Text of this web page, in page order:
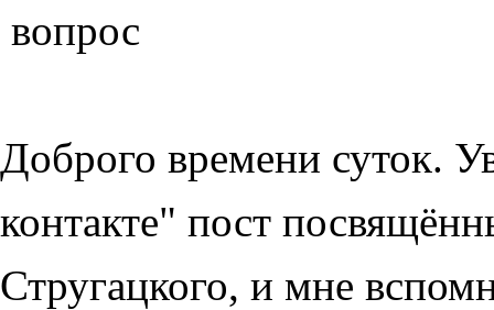
вопрос
Доброго времени суток.
контакте" пост
Стругацкого, и мне